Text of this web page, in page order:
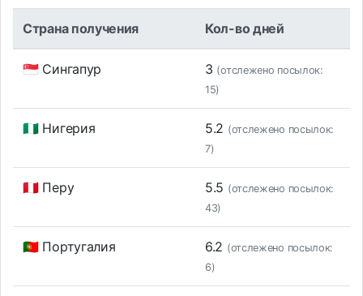
Страна получения Кол-во дней
🇸🇬 Сингапур 3 (отслежено посылок:
15)
🇳🇬 Нигерия 5.2 (отслежено посылок:
7)
🇵🇪 Перу 5.5 (отслежено посылок:
43)
🇵🇹 Португалия 6.2 (отслежено посылок:
6)